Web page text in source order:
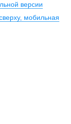
версии
мобильная